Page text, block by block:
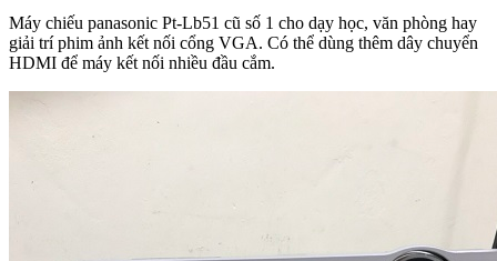
Máy chiếu panasonic Pt-Lb51 cũ số 1 cho dạy học, văn phòng hay
giải trí phim ảnh kết nối cổng VGA. Có thể dùng thêm dây chuyển
HDMI để máy kết nối nhiều đầu cắm.